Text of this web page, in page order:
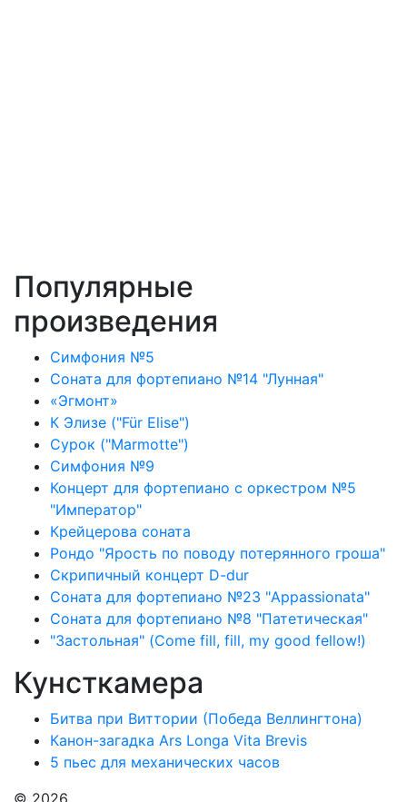
Популярные
произведения
Симфония №5
Соната для фортепиано №14 "Лунная"
«Эгмонт»
К Элизе ("Für Elise")
Сурок ("Marmotte")
Симфония №9
Концерт для фортепиано с оркестром №5
"Император"
Крейцерова соната
Рондо "Ярость по поводу потерянного гроша"
Скрипичный концерт D-dur
Соната для фортепиано №23 "Appassionata"
Соната для фортепиано №8 "Патетическая"
"Застольная" (Come fill, fill, my good fellow!)
Кунсткамера
Битва при Виттории (Победа Веллингтона)
Канон-загадка Ars Longa Vita Brevis
5 пьес для механических часов
© 2026